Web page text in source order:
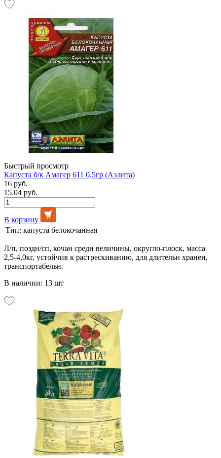
Быстрый просмотр
Капуста б/к Амагер 611 0,5гр (Аэлита)
16 руб.
15.04 руб.
В корзину
Тип: капуста белокочанная
Л/п, поздн/сп, кочан средн величины, округло-плоск, масса
2,5-4,0кг, устойчив к растрескиванию, для длительн хранен,
транспортабельн.
В наличии: 13 шт